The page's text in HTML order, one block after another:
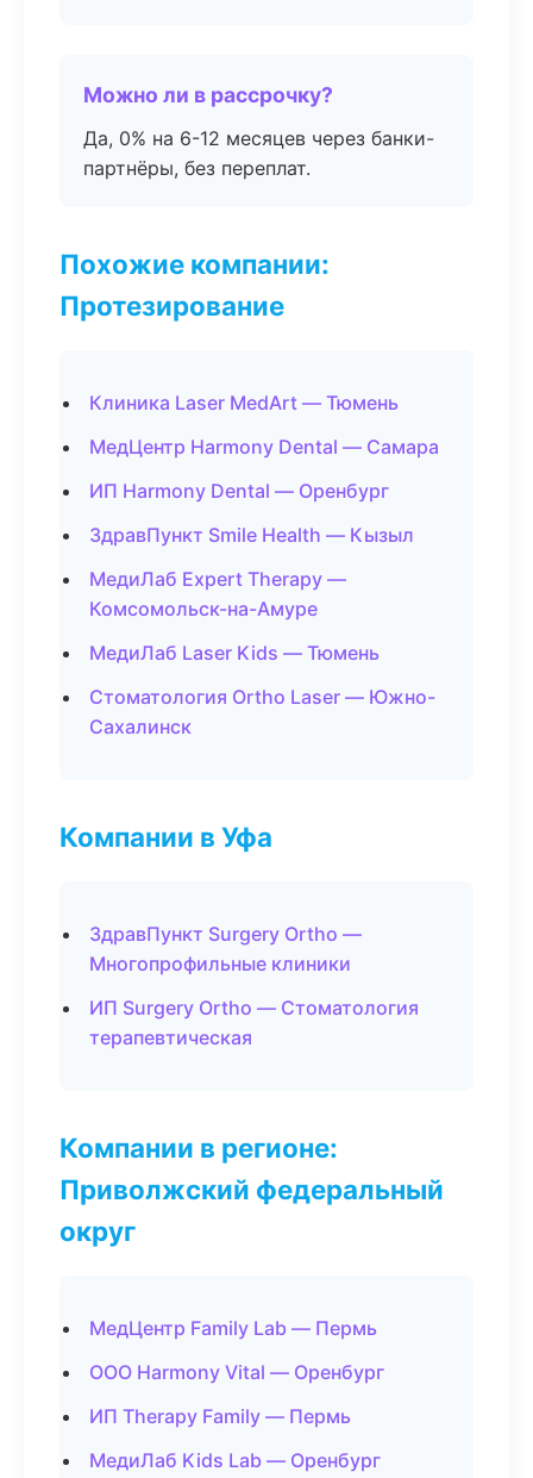
Можно ли в рассрочку?
Да, 0% на 6-12 месяцев через банки-
партнёры, без переплат.
Похожие компании:
Протезирование
Клиника Laser MedArt — Тюмень
МедЦентр Harmony Dental — Самара
ИП Harmony Dental — Оренбург
ЗдравПункт Smile Health — Кызыл
МедиЛаб Expert Therapy —
Комсомольск-на-Амуре
МедиЛаб Laser Kids — Тюмень
Стоматология Ortho Laser — Южно-
Сахалинск
Компании в Уфа
ЗдравПункт Surgery Ortho —
Многопрофильные клиники
ИП Surgery Ortho — Стоматология
терапевтическая
Компании в регионе:
Приволжский федеральный
округ
МедЦентр Family Lab — Пермь
ООО Harmony Vital — Оренбург
ИП Therapy Family — Пермь
МедиЛаб Kids Lab — Оренбург